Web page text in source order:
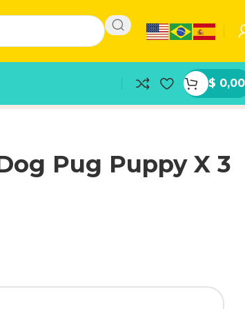
$ 0,00
Pug Puppy X 3